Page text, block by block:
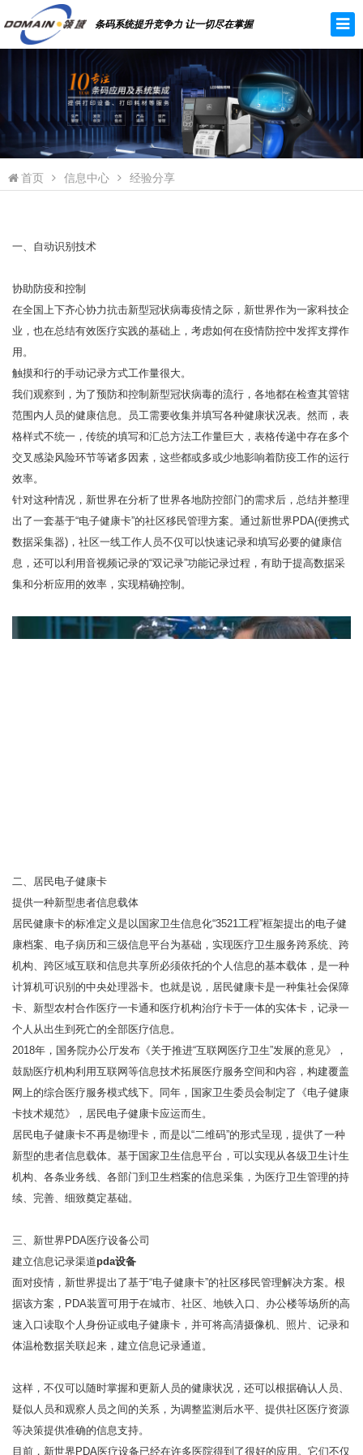
条码系统提升竞争力 让一切尽在掌握
首页 信息中心 经验分享
一、自动识别技术
协助防疫和控制
在全国上下齐心协力抗击新型冠状病毒疫情之际，新世界作为一家科技企
业，也在总结有效医疗实践的基础上，考虑如何在疫情防控中发挥支撑作
用。
触摸和行的手动记录方式工作量很大。
我们观察到，为了预防和控制新型冠状病毒的流行，各地都在检查其管辖
范围内人员的健康信息。员工需要收集并填写各种健康状况表。然而，表
格样式不统一，传统的填写和汇总方法工作量巨大，表格传递中存在多个
交叉感染风险环节等诸多因素，这些都或多或少地影响着防疫工作的运行
效率。
针对这种情况，新世界在分析了世界各地防控部门的需求后，总结并整理
出了一套基于“电子健康卡”的社区移民管理方案。通过新世界PDA(便携式
数据采集器)，社区一线工作人员不仅可以快速记录和填写必要的健康信
息，还可以利用音视频记录的“双记录”功能记录过程，有助于提高数据采
集和分析应用的效率，实现精确控制。
二、居民电子健康卡
提供一种新型患者信息载体
居民健康卡的标准定义是以国家卫生信息化“3521工程”框架提出的电子健
康档案、电子病历和三级信息平台为基础，实现医疗卫生服务跨系统、跨
机构、跨区域互联和信息共享所必须依托的个人信息的基本载体，是一种
计算机可识别的中央处理器卡。也就是说，居民健康卡是一种集社会保障
卡、新型农村合作医疗一卡通和医疗机构治疗卡于一体的实体卡，记录一
个人从出生到死亡的全部医疗信息。
2018年，国务院办公厅发布《关于推进“互联网医疗卫生”发展的意见》，
鼓励医疗机构利用互联网等信息技术拓展医疗服务空间和内容，构建覆盖
网上的综合医疗服务模式线下。同年，国家卫生委员会制定了《电子健康
卡技术规范》，居民电子健康卡应运而生。
居民电子健康卡不再是物理卡，而是以“二维码”的形式呈现，提供了一种
新型的患者信息载体。基于国家卫生信息平台，可以实现从各级卫生计生
机构、各条业务线、各部门到卫生档案的信息采集，为医疗卫生管理的持
续、完善、细致奠定基础。
三、新世界PDA医疗设备公司
建立信息记录渠道pda设备
面对疫情，新世界提出了基于“电子健康卡”的社区移民管理解决方案。根
据该方案，PDA装置可用于在城市、社区、地铁入口、办公楼等场所的高
速入口读取个人身份证或电子健康卡，并可将高清摄像机、照片、记录和
体温枪数据关联起来，建立信息记录通道。
这样，不仅可以随时掌握和更新人员的健康状况，还可以根据确认人员、
疑似人员和观察人员之间的关系，为调整监测后水平、提供社区医疗资源
等决策提供准确的信息支持。
目前，新世界PDA医疗设备已经在许多医院得到了很好的应用。它们不仅